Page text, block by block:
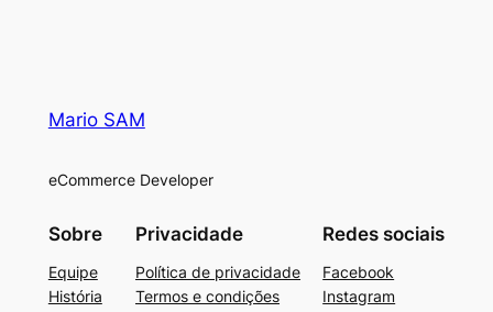
Mario SAM
eCommerce Developer
Sobre
Equipe
História
Privacidade
Política de privacidade
Termos e condições
Redes sociais
Facebook
Instagram